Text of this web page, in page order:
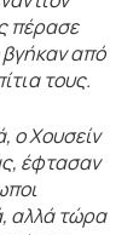
πέρασε
βγήκαν από
τους.
ο Χουσείν
έφτασαν
αλλά τώρα